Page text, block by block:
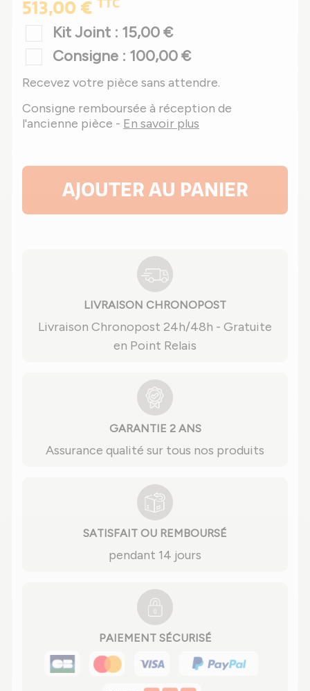
513,00 € TTC
Kit Joint : 15,00 €
Consigne : 100,00 €
Recevez votre pièce sans attendre.
Consigne remboursée à réception de
l'ancienne pièce - En savoir plus
AJOUTER AU PANIER
LIVRAISON CHRONOPOST
Livraison Chronopost 24h/48h - Gratuite
en Point Relais
GARANTIE 2 ANS
Assurance qualité sur tous nos produits
SATISFAIT OU REMBOURSÉ
pendant 14 jours
PAIEMENT SÉCURISÉ